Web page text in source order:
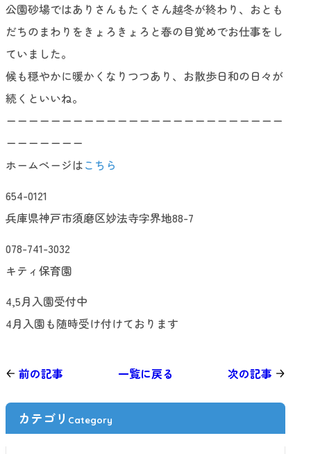
公園砂場ではありさんもたくさん越冬が終わり、おとも
だちのまわりをきょろきょろと春の目覚めでお仕事をし
ていました。
候も穏やかに暖かくなりつつあり、お散歩日和の日々が
続くといいね。
ーーーーーーーーーーーーーーーーーーーーーーーーー
ーーーーーーー
ホームページはこちら
654-0121
兵庫県神戸市須磨区妙法寺字界地88-7
078-741-3032
キティ保育園
4,5月入園受付中
4月入園も随時受け付けております
前の記事 一覧に戻る 次の記事
カテゴリ Category